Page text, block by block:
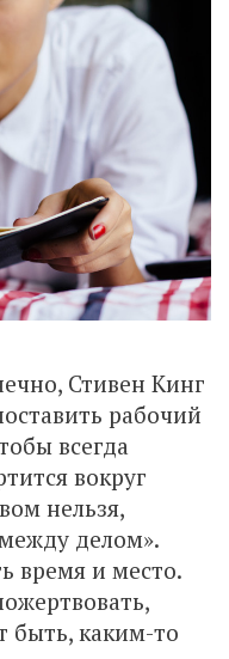
Стивен Кинг
рабочий
всегда
вокруг
нельзя,
делом».
время и место.
быть, каким-то